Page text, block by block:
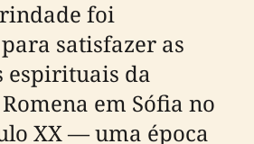
foi
satisfazer as
espirituais da
em Sófia no
XX — uma época